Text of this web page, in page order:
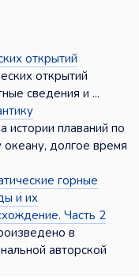
открытий
открытий
сведения и ...
истории плаваний по
океану, долгое время
горные
и их
Часть 2
в
авторской